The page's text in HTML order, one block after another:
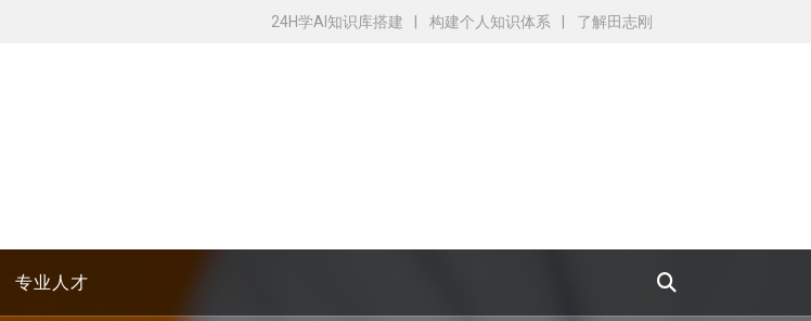
24H学AI知识库搭建 构建个人知识体系 了解田志刚
专业人才